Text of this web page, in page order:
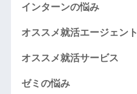
インターンの悩み
オススメ就活エージェント
オススメ就活サービス
ゼミの悩み